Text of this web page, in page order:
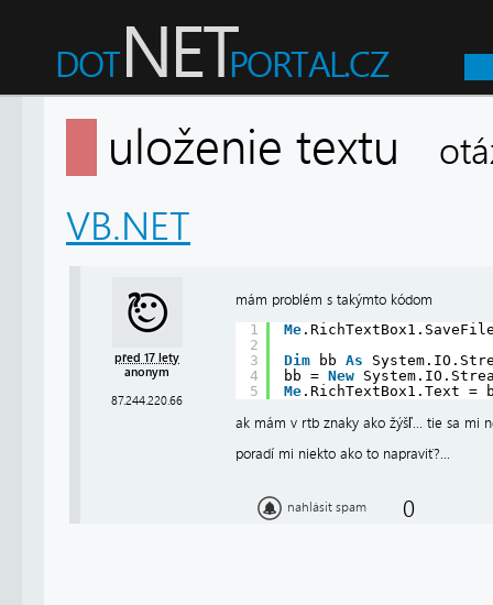
uloženie textu
VB.NET
před 17 lety
anonym
87.244.220.66
mám problém s takýmto kódom
1
2
3
4
5
Me
Dim
bb As
bb = New
Me .RichTextBox1.Text =
ak mám v rtb znaky ako žýšľ... tie sa mi
poradí mi niekto ako to napraviť?...
nahlásit spam 0